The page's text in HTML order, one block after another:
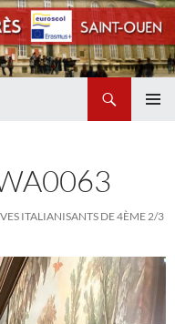
ITALIANISANTS DE 4ÈME 2/3